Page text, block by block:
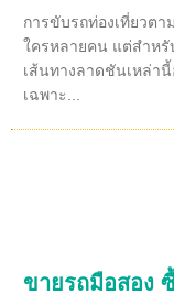
การขับรถท่องเที่ยวต
ใครหลายคน แต่สำหรั
เส้นทางลาดชันเหล่า
เฉพาะ...
ขายรถมือสอง